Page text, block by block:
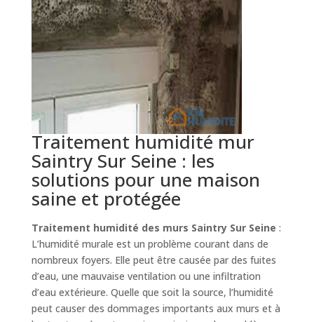
Traitement humidité mur
Saintry Sur Seine : les
solutions pour une maison
saine et protégée
Traitement humidité des murs Saintry Sur Seine :
L’humidité murale est un problème courant dans de
nombreux foyers. Elle peut être causée par des fuites
d’eau, une mauvaise ventilation ou une infiltration
d’eau extérieure. Quelle que soit la source, l’humidité
peut causer des dommages importants aux murs et à